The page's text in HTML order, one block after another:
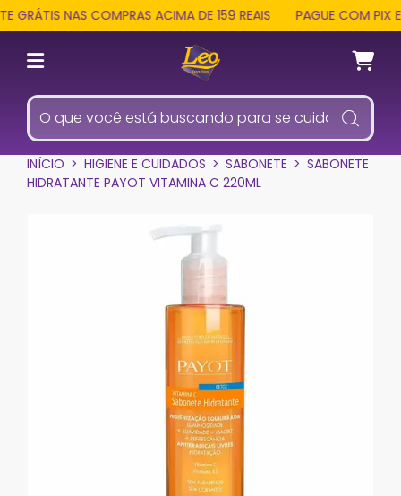
GRÁTIS NAS COMPRAS ACIMA DE 159 REAIS PAGUE COM PIX
INÍCIO > HIGIENE E CUIDADOS > SABONETE > SABONETE
HIDRATANTE PAYOT VITAMINA C 220ML